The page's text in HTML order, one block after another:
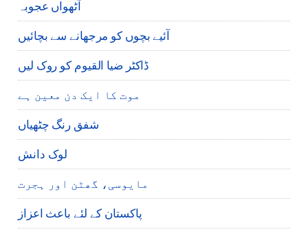
آٹھواں عجوبہ
آئیے بچوں کو مرجھانے سے بچائیں
ڈاکٹر ضیا القیوم کو روک لیں
موت کا ایک دن معین ہے
شفق رنگ چٹھیاں
لوک دانش
مایوسی، گھٹن اور ہجرت
پاکستان کے لئے باعث اعزاز